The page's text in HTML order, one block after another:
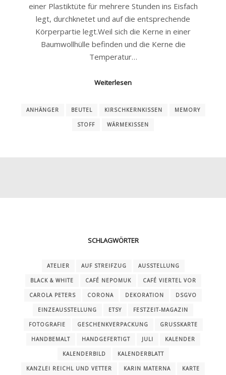
einer Plastiktüte für mehrere Stunden ins Eisfach
legt, durchknetet und auf die entsprechende
Körperpartie legt.Weil sich die Kerne in einer
Baumwollhülle befinden und die Kerne die
Temperatur…
Weiterlesen
ANHÄNGER BEUTEL KIRSCHKERNKISSEN MEMORY
STOFF WÄRMEKISSEN
SCHLAGWÖRTER
ATELIER AUF STREIFZUG AUSSTELLUNG
BLACK & WHITE CAFÉ NEPOMUK CAFÉ VIERTEL VOR
CAROLA PETERS CORONA DEKORATION DSGVO
EINZEAUSSTELLUNG ETSY FESTZEIT-MAGAZIN
FOTOGRAFIE GESCHENKVERPACKUNG GRUSSKARTE
HANDBEMALT HANDGEFERTIGT JULI KALENDER
KALENDERBILD KALENDERBLATT
KANZLEI REICHL UND VETTER KARIN MATERNA KARTE